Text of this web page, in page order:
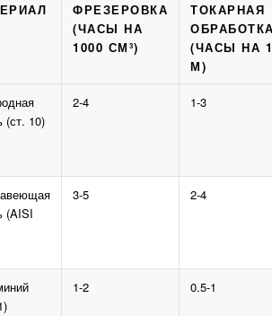
ФРЕЗЕРОВКА
(ЧАСЫ НА
1000 СМ³)
ТОКАРНАЯ
(ЧАСЫ НА 1
М)
(ст. 10)
2-4 1-3
(AISI
3-5 2-4
1-2 0.5-1